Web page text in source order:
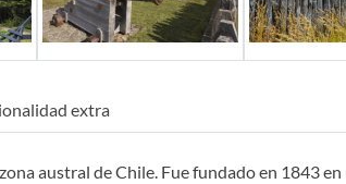
extra
austral de Chile. Fue fundado en 1843